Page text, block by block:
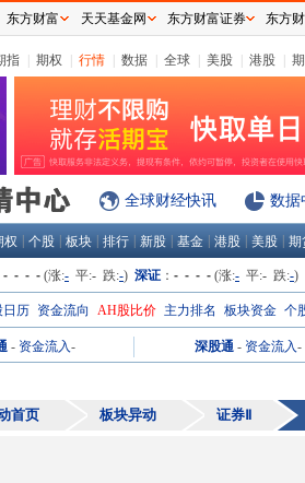
指 期权 行情 数据 全球 美股 港股
全球财经快讯 数据
权 个股 板块 排行 新股 基金 港股 美股 期
- - - - (涨:- 平:- 跌:-) 深证 ： - - - - (涨:- 平:- 跌:-)
日历 资金流向 AH股比价 主力排名 板块资金 个
- 资金流入- 深股通 - 资金流入-
首页 板块异动 证券Ⅱ
东方财富 天天基金网 东方财富证券 东方